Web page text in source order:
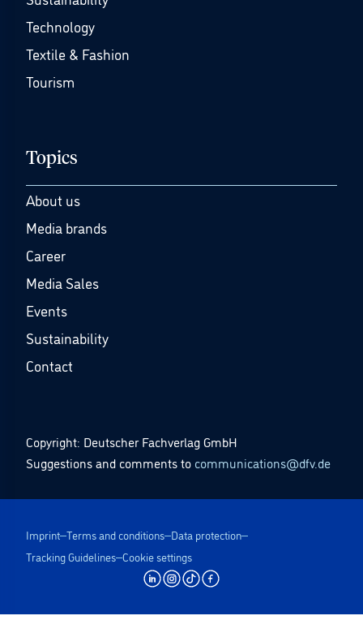
Technology
Textile & Fashion
Tourism
Topics
About us
Media brands
Career
Media Sales
Events
Sustainability
Contact
Copyright: Deutscher Fachverlag GmbH
Suggestions and comments to communications@dfv.de
Imprint Terms and conditions Data protection
Tracking Guidelines Cookie settings